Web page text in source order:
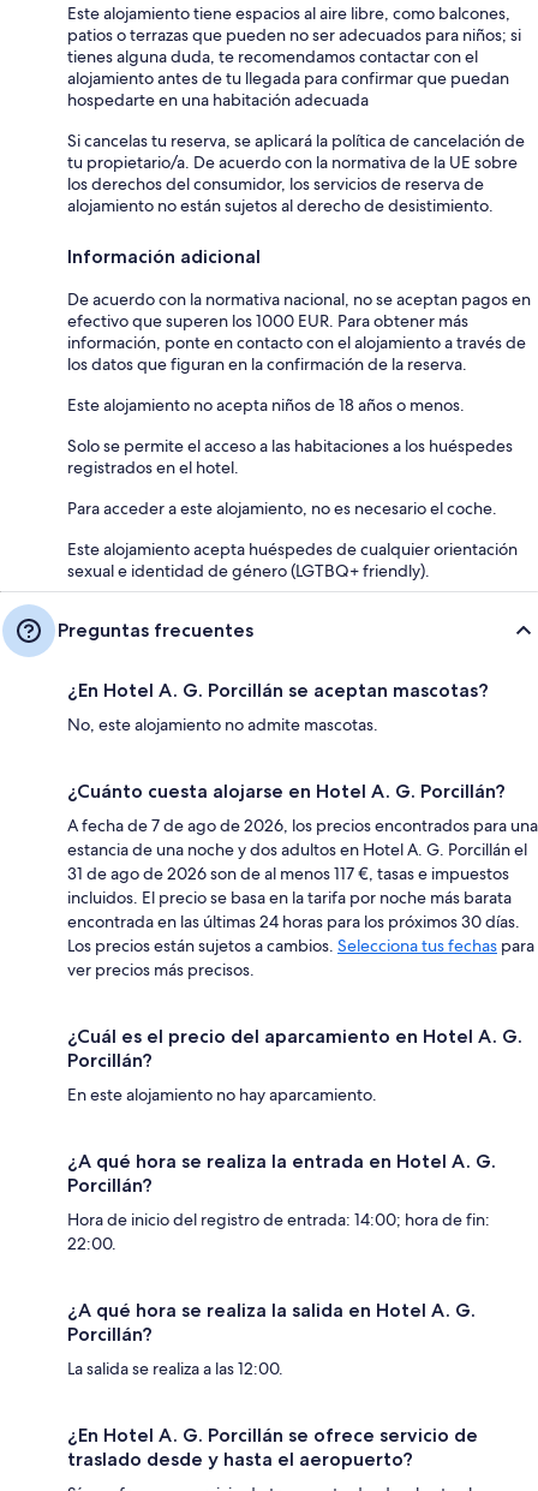
Este alojamiento tiene espacios al aire libre, como balcones,
patios o terrazas que pueden no ser adecuados para niños; si
tienes alguna duda, te recomendamos contactar con el
alojamiento antes de tu llegada para confirmar que puedan
hospedarte en una habitación adecuada
Si cancelas tu reserva, se aplicará la política de cancelación de
tu propietario/a. De acuerdo con la normativa de la UE sobre
los derechos del consumidor, los servicios de reserva de
alojamiento no están sujetos al derecho de desistimiento.
Información adicional
De acuerdo con la normativa nacional, no se aceptan pagos en
efectivo que superen los 1000 EUR. Para obtener más
información, ponte en contacto con el alojamiento a través de
los datos que figuran en la confirmación de la reserva.
Este alojamiento no acepta niños de 18 años o menos.
Solo se permite el acceso a las habitaciones a los huéspedes
registrados en el hotel.
Para acceder a este alojamiento, no es necesario el coche.
Este alojamiento acepta huéspedes de cualquier orientación
sexual e identidad de género (LGTBQ+ friendly).
Preguntas frecuentes
¿En Hotel A. G. Porcillán se aceptan mascotas?
No, este alojamiento no admite mascotas.
¿Cuánto cuesta alojarse en Hotel A. G. Porcillán?
A fecha de 7 de ago de 2026, los precios encontrados para una
estancia de una noche y dos adultos en Hotel A. G. Porcillán el
31 de ago de 2026 son de al menos 117 €, tasas e impuestos
incluidos. El precio se basa en la tarifa por noche más barata
encontrada en las últimas 24 horas para los próximos 30 días.
Los precios están sujetos a cambios. Selecciona tus fechas para
ver precios más precisos.
¿Cuál es el precio del aparcamiento en Hotel A. G.
Porcillán?
En este alojamiento no hay aparcamiento.
¿A qué hora se realiza la entrada en Hotel A. G.
Porcillán?
Hora de inicio del registro de entrada: 14:00; hora de fin:
22:00.
¿A qué hora se realiza la salida en Hotel A. G.
Porcillán?
La salida se realiza a las 12:00.
¿En Hotel A. G. Porcillán se ofrece servicio de
traslado desde y hasta el aeropuerto?